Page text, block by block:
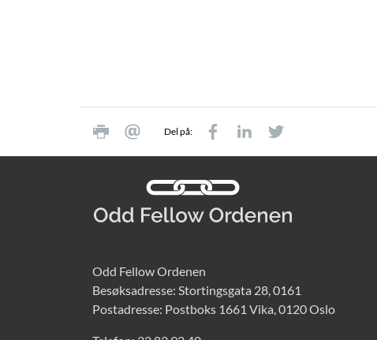
Del på:
Odd Fellow Ordenen
Besøksadresse: Stortingsgata 28, 0161
Postadresse: Postboks 1661 Vika, 0120 Oslo